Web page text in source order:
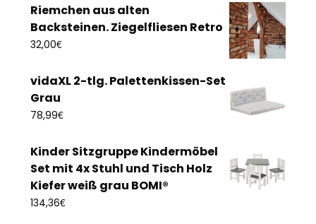
Riemchen aus alten
Backsteinen. Ziegelfliesen Retro
32,00€
vidaXL 2-tlg. Palettenkissen-Set
Grau
78,99€
Kinder Sitzgruppe Kindermöbel
Set mit 4x Stuhl und Tisch Holz
Kiefer weiß grau BOMI®
134,36€